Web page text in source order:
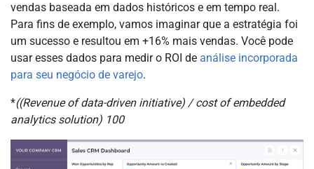
vendas baseada em dados históricos e em tempo real.
Para fins de exemplo, vamos imaginar que a estratégia foi
um sucesso e resultou em +16% mais vendas. Você pode
usar esses dados para medir o ROI de análise incorporada
para seu negócio de varejo.
*((Revenue of data-driven initiative) / cost of embedded
analytics solution) 100